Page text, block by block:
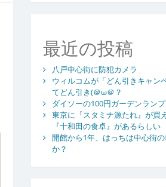
最近の投稿
八戸中心街に防犯カメラ
ウィルコムが「どん引きキャン
てどん引き(＠ω＠？
ダイソーの100円ガーデンランプ
東京に『スタミナ源たれ』が買
『十和田の食卓』があるらしい
開館から1年、はっちは中心街
か？